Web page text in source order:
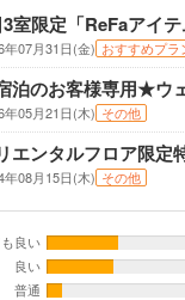
3室限定「ReFaアイ
年07月31日(金) おすすめプラ
泊のお客様専用★ウ
年05月21日(木) その他
エンタルフロア限
年08月15日(木) その他
良い
良い
普通